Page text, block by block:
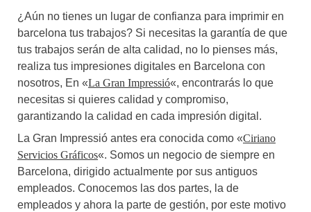
¿Aún no tienes un lugar de confianza para imprimir en
barcelona tus trabajos? Si necesitas la garantía de que
tus trabajos serán de alta calidad, no lo pienses más,
realiza tus impresiones digitales en Barcelona con
nosotros, En «La Gran Impressió«, encontrarás lo que
necesitas si quieres calidad y compromiso,
garantizando la calidad en cada impresión digital.
La Gran Impressió antes era conocida como «Ciriano
Servicios Gráficos«. Somos un negocio de siempre en
Barcelona, dirigido actualmente por sus antiguos
empleados. Conocemos las dos partes, la de
empleados y ahora la parte de gestión, por este motivo